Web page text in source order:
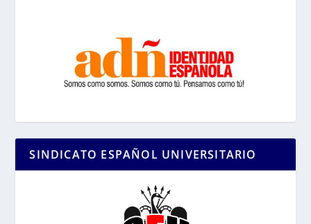
SINDICATO ESPAÑOL UNIVERSITARIO